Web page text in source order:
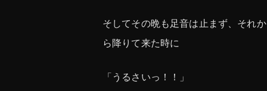
そしてその晩も足音は止まず、それ
ら降りて来た時に
「うるさいっ！！」